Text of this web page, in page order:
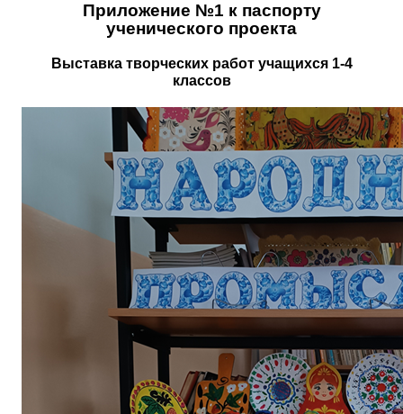
Приложение №1 к паспорту
ученического проекта
Выставка творческих работ учащихся 1-4
классов